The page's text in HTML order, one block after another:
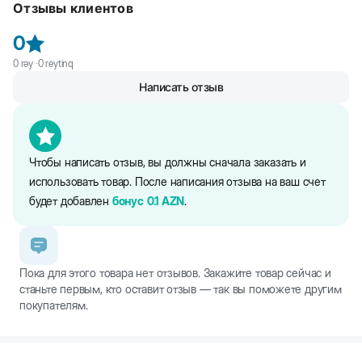
грязеотталкивающего материала. Идеальна для прогулок. Легко
для крепления поводка. Светоотражающие элементы
обеспечивают безопасность в темное время дня.
Отзывы клиентов
0
0rəy ·0reytinq
Чтобы написать отзыв, вы должны сначала заказать и
использовать товар. После написания отзыва на ваш счет
будет добавлен бонус 0.1 AZN.
Написать отзыв
Пока для этого товара нет отзывов. Закажите товар сейчас и
станьте первым, кто оставит отзыв — так вы поможете другим
покупателям.